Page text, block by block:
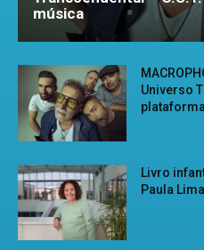
música
Universo
Livro
Paula